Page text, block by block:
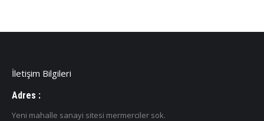
İletişim Bilgileri
Adres :
Yeni mahalle sanayi sitesi mermerciler sok.